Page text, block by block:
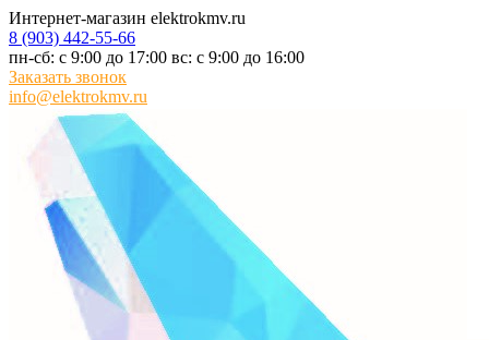
Интернет-магазин elektrokmv.ru
8 (903) 442-55-66
пн-сб: с 9:00 до 17:00 вс: с 9:00 до 16:00
Заказать звонок
info@elektrokmv.ru